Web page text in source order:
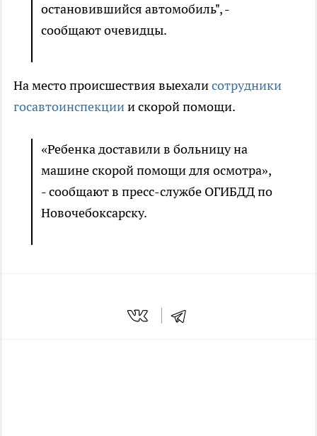
остановившийся автомобиль", -
сообщают очевидцы.
На место происшествия выехалисотрудники
госавтоинспекциии скорой помощи.
«Ребенка доставили в больницу на
машине скорой помощи для осмотра»,
- сообщают в пресс-службе ОГИБДД по
Новочебоксарску.